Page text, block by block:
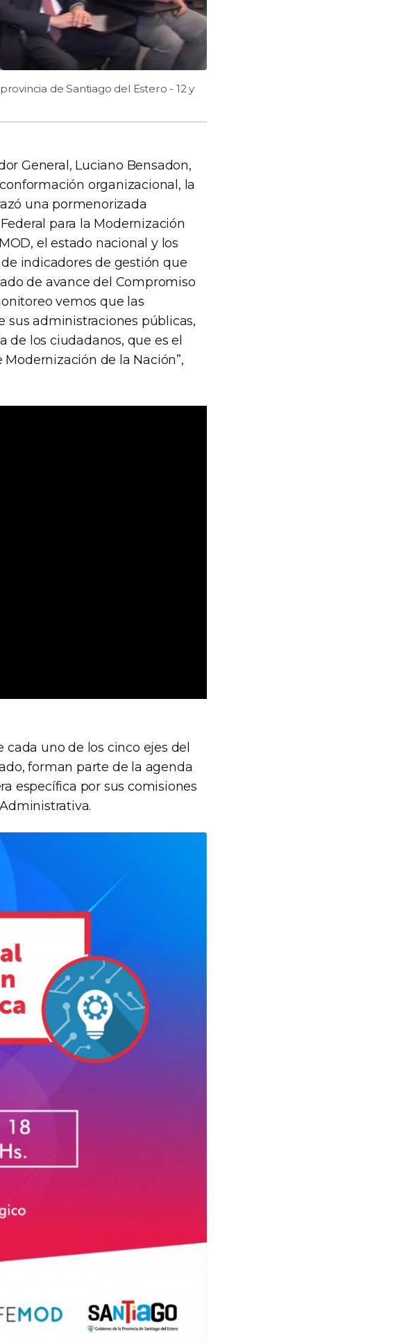
de Santiago del Estero - 12 y
General, Luciano Bensadon,
organizacional, la
una pormenorizada
para la Modernización
el estado nacional y los
indicadores de gestión que
de avance del Compromiso
vemos que las
sus administraciones públicas,
de los ciudadanos, que es el
de la Nación”,
uno de los cinco ejes del
forman parte de la agenda
específica por sus comisiones